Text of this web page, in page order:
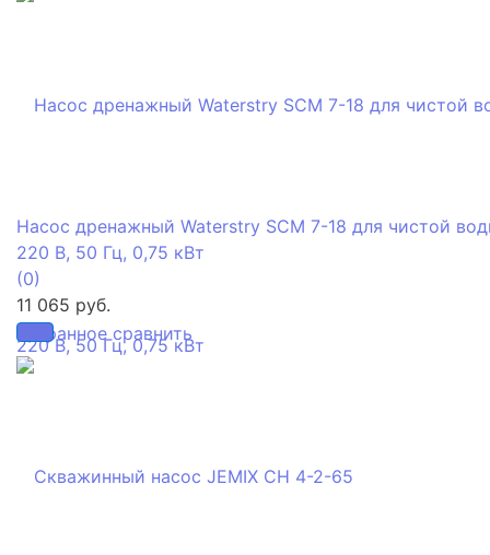
избранное сравнить
Насос дренажный Waterstry SCM 7-18 для чистой
220 В, 50 Гц, 0,75 кВт
(0)
11 065 руб.